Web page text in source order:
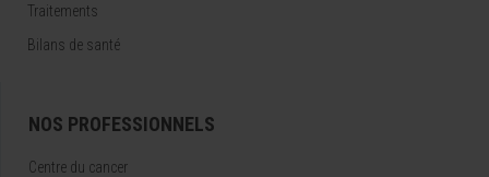
Traitements
Bilans de santé
NOS PROFESSIONNELS
Centre du cancer